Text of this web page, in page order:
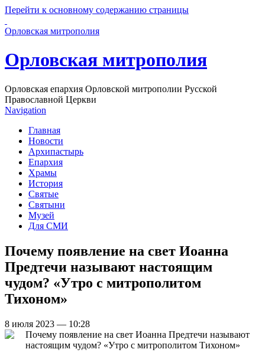
Перейти к основному содержанию страницы
Орловская митрополия
Орловская митрополия
Орловская епархия Орловской митрополии Русской
Православной Церкви
Navigation
Главная
Новости
Архипастырь
Епархия
Храмы
История
Святые
Святыни
Музей
Для СМИ
Почему появление на свет Иоанна
Предтечи называют настоящим
чудом? «Утро с митрополитом
Тихоном»
8 июля 2023 — 10:28